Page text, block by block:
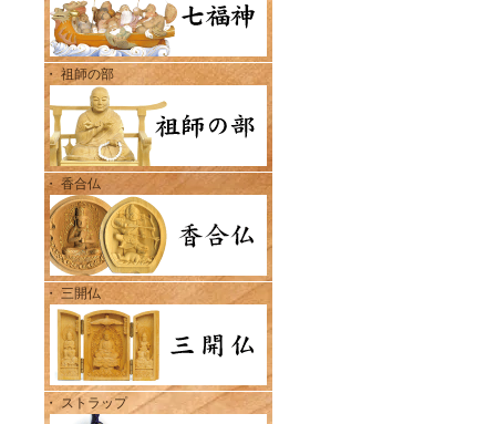
・ 祖師の部
・ 香合仏
・ 三開仏
・ ストラップ